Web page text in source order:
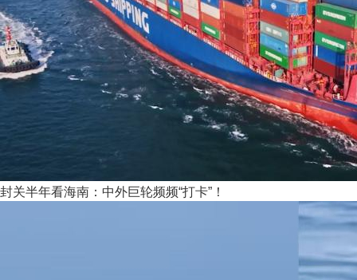
封关半年看海南：中外巨轮频频“打卡”！